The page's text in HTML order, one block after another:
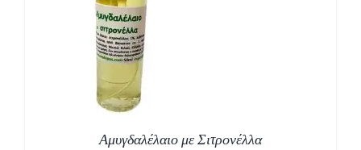
Αμυγδαλέλαιο με Σιτρονέλλα